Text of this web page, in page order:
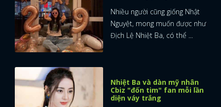
Nhiều người cũng giống Nhật
Nguyệt, mong muốn được như
Địch Lệ Nhiệt Ba, có thể ...
Nhiệt Ba và dàn mỹ nhân
Cbiz "đốn tim" fan mỗi lần
diện váy trắng